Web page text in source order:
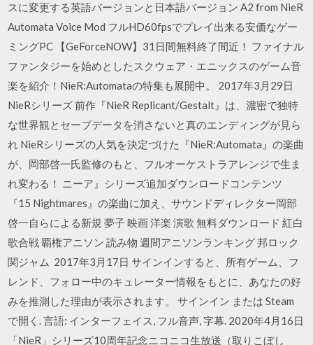
スに変更する英語バージョンと日本語バージョン A2 from NieR
Automata Voice Mod フルHD60fpsでプレイ出来る安価なゲー
ミングPC 【GeForceNOW】31日間無料終了間近！ ファイナル
ファンタジーを始めとしたスクウェア・エニックスのゲーム音
楽を紹介！NieR:Automataの特集も展開中。 2017年3月29日
NieRシリーズ 前作『NieR Replicant/Gestalt』は、濃密で独特
な世界観とセーブデータを消さないと真のエンディングが見ら
れ NieRシリーズの人気を決定づけた『NieR:Automata』の楽曲
が、岡部啓一氏監修のもと、フルオーケストラアレンジで生ま
れ変わる！ ニーア』シリーズ追加ダウンロードコンテンツ
『15 Nightmares』の楽曲に加え、サウンドディレクター岡部
啓一自らによる新規 夢子 映画 洋楽 演歌 無料ダウンロード 紅白
歌合戦 覇権アニソン 読み物 週間アニソンランキング 邦ロック
関ジャム 2017年3月17日 サインインすると、所有ゲーム、フ
レンド、フォロー中のキュレーター情報をもとに、あなたの好
みを推測した理由が表示されます。 サインイン または Steam
で開く. 言語: インターフェイス, フル音声, 字幕. 2020年4月16日
「NieR」シリーズ10周年記念ニコニコ生放送（取りこぼし